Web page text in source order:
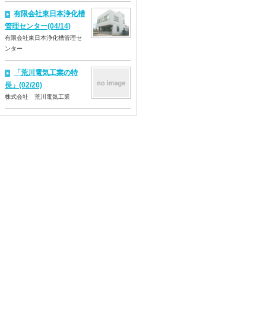
有限会社東日本浄化槽
管理センター(04/14)
有限会社東日本浄化槽管理セ
ンター
「荒川電気工業の特
長」(02/20)
株式会社 荒川電気工業